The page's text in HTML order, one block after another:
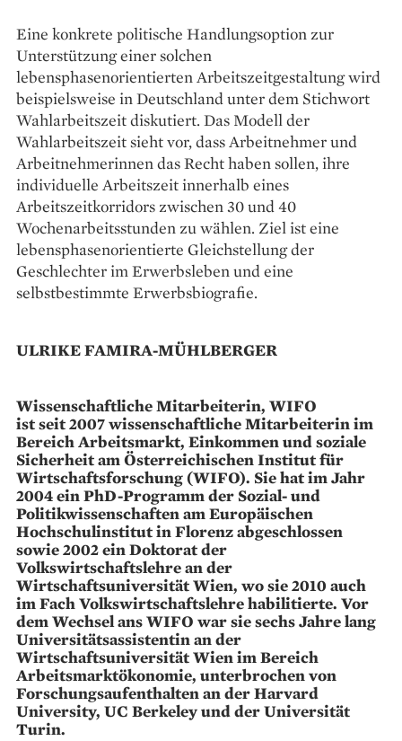
Eine konkrete politische Handlungsoption zur
Unterstützung einer solchen
lebensphasenorientierten Arbeitszeitgestaltung wird
beispielsweise in Deutschland unter dem Stichwort
Wahl­arbeitszeit diskutiert. Das Modell der
Wahlarbeitszeit sieht vor, dass Arbeitnehmer und
Arbeitnehmerinnen das Recht haben sollen, ihre
individuelle Arbeitszeit innerhalb eines
Arbeitszeitkorridors zwischen 30 und 40
Wochenarbeitsstunden zu wählen. Ziel ist eine
lebensphasenorientierte Gleichstellung der
Geschlechter im Erwerbsleben und eine
selbstbestimmte Erwerbsbiografie.
ULRIKE FAMIRA-MÜHLBERGER
Wissenschaftliche Mitarbeiterin, WIFO
ist seit 2007 wissenschaftliche Mitarbeiterin im
Bereich Arbeitsmarkt, Einkommen und soziale
Sicherheit am Österreichischen Institut für
Wirtschaftsforschung (WIFO). Sie hat im Jahr
2004 ein PhD-Programm der Sozial- und
Politikwissenschaften am Europäischen
Hochschulinstitut in Florenz abgeschlossen
sowie 2002 ein Doktorat der
Volkswirtschaftslehre an der
Wirtschaftsuniversität Wien, wo sie 2010 auch
im Fach Volkswirtschaftslehre habilitierte. Vor
dem Wechsel ans WIFO war sie sechs Jahre lang
Universitätsassistentin an der
Wirtschaftsuniversität Wien im Bereich
Arbeitsmarktökonomie, unterbrochen von
Forschungsaufenthalten an der Harvard
University, UC Berkeley und der Universität
Turin.